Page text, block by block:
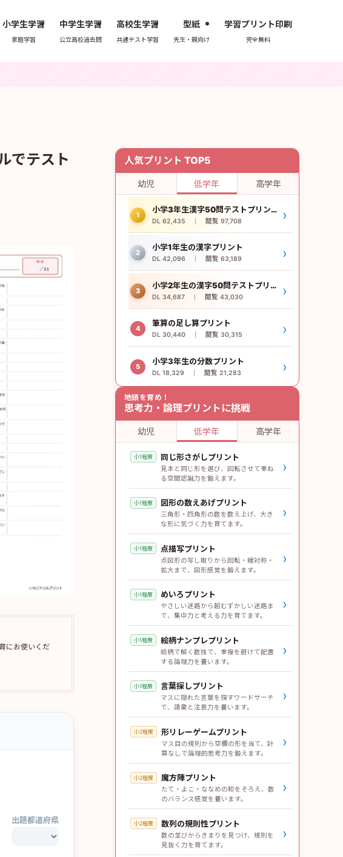
小学生学習
家庭学習
中学生学習
公立高校過去問
高校生学習
共通テスト学習
型紙
先生・親向け
学習プリント印刷
完全無料
でテスト
にお使いくだ
出題都道府県
人気プリント TOP5
幼児 低学年 高学年
1
小学3年生漢字50問テストプリント
DL 62,435 ｜ 閲覧 97,708 ›
2
小学1年生の漢字プリント
DL 42,096 ｜ 閲覧 63,189 ›
3
小学2年生の漢字50問テストプリント
DL 34,687 ｜ 閲覧 43,030 ›
4
筆算の足し算プリント
DL 30,440 ｜ 閲覧 30,315 ›
5
小学3年生の分数プリント
DL 18,329 ｜ 閲覧 21,283 ›
地頭を育め！
思考力・論理プリントに挑戦
幼児 低学年 高学年
小1程度 同じ形さがしプリント
見本と同じ形を選び、回転させて重ね
る空間認識力を鍛えます。
›
小1程度 図形の数えあげプリント
三角形・四角形の数を数え上げ、大き
な形に気づく力を育てます。
›
小1程度 点描写プリント
点図形の写し取りから回転・線対称・
拡大まで、図形感覚を鍛えます。
›
小1程度 めいろプリント
やさしい迷路から超むずかしい迷路ま
で、集中力と考える力を育てます。
›
小1程度 絵柄ナンプレプリント
絵柄で解く数独で、重複を避けて配置
する論理力を養います。
›
小1程度 言葉探しプリント
マスに隠れた言葉を探すワードサーチ
で、語彙と注意力を養います。
›
小2程度 形リレーゲームプリント
マス目の規則から空欄の形を当て、計
算なしで論理的思考力を鍛えます。
›
小2程度 魔方陣プリント
たて・よこ・ななめの和をそろえ、数
のバランス感覚を養います。
›
小2程度 数列の規則性プリント
数の並びからきまりを見つけ、規則を
見抜く力を育てます。
›